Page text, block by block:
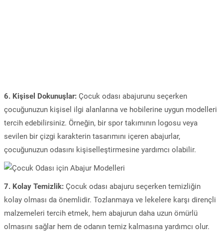
6. Kişisel Dokunuşlar: Çocuk odası abajurunu seçerken
çocuğunuzun kişisel ilgi alanlarına ve hobilerine uygun modelleri
tercih edebilirsiniz. Örneğin, bir spor takımının logosu veya
sevilen bir çizgi karakterin tasarımını içeren abajurlar,
çocuğunuzun odasını kişiselleştirmesine yardımcı olabilir.
7. Kolay Temizlik: Çocuk odası abajuru seçerken temizliğin
kolay olması da önemlidir. Tozlanmaya ve lekelere karşı dirençli
malzemeleri tercih etmek, hem abajurun daha uzun ömürlü
olmasını sağlar hem de odanın temiz kalmasına yardımcı olur.